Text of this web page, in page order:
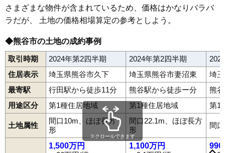
68 須賀広 5.2万円 485万円 -0.8%
69 江波 5.1万円 306万円
72 西城 4.7万円 436万円 -2.4%
73 樋春 4.6万円 1,106万円 -3.8%
74 中奈良 4.5万円 407万円 -6.5%
75 久保島 4.4万円 459万円 -4.4%
76 西別府 4.3万円 467万円 -8.8%
4.1万円
吉所敷 381万円 -6.4%
さまざまな物件が含まれているため、価格はかなりバラバ
ラだが、 土地の価格相場算定の参考としよう。
◆熊谷市の土地の成約事例
取引時期 2024年第2四半期 2024年第2四半期
住居表示
埼玉県熊谷市久下 埼玉県熊谷市妻沼東
埼
最寄駅
行田駅から徒歩11分 熊谷駅から徒歩ー分
熊
用途区分
第1種住居地域 第1種住居地域 第1
土地属性
間口10m、ほぼ長方
形
間口22.1m、ほぼ長方
形
間
1,500万円
1,100万円
990
スクロールできます
赤城町 曙町飯塚池上 石原伊勢町板井市ノ坪今井江波榎町
円光小江川大麻生 大原押切小曽根
上江袋上恩田上川上上須戸上中条上奈良上根上之川原明戸
吉所敷銀座久下 久保島小泉肥塚江南中央